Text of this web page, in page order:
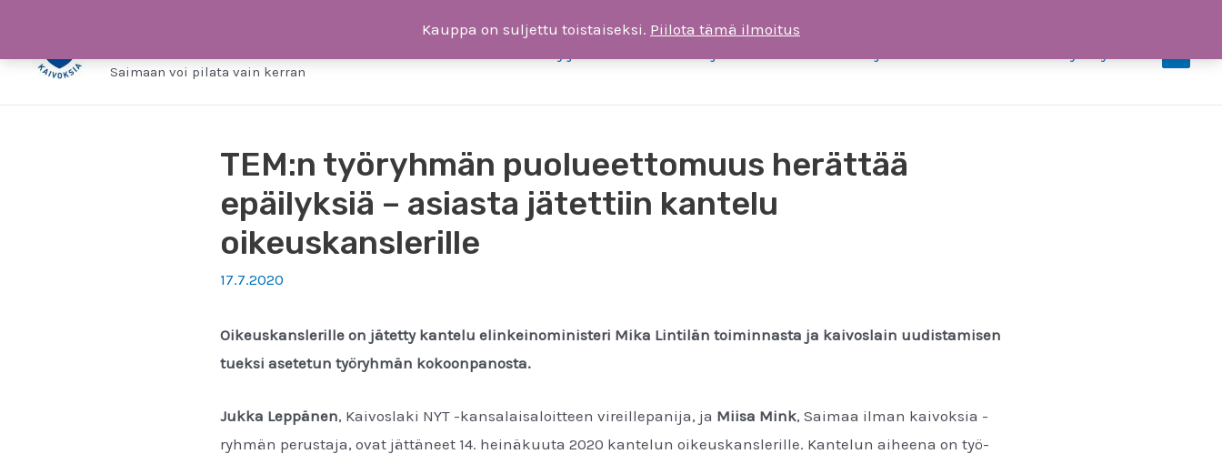
Saimaa ilman kaivoksia
Saimaan voi pilata vain kerran
TEM:n työryhmän puolueettomuus herättää
epäilyksiä – asiasta jätettiin kantelu
oikeuskanslerille
17.7.2020
Oikeuskanslerille on jätetty kantelu elinkeinoministeri Mika Lintilän toiminnasta ja kaivoslain uudistamisen
tueksi asetetun työryhmän kokoonpanosta.
Jukka Leppänen, Kaivoslaki NYT -kansalaisaloitteen vireillepanija, ja Miisa Mink, Saimaa ilman kaivoksia -
ryhmän perustaja, ovat jättäneet 14. heinäkuuta 2020 kantelun oikeuskanslerille. Kantelun aiheena on työ-
Kauppa on suljettu toistaiseksi. Piilota tämä ilmoitus